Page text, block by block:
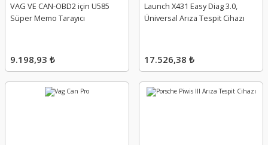
VAG VE CAN-OBD2 için U585
Süper Memo Tarayıcı
9.198,93 ₺
Launch X431 Easy Diag 3.0,
Üniversal Arıza Tespit Cihazı
17.526,38 ₺